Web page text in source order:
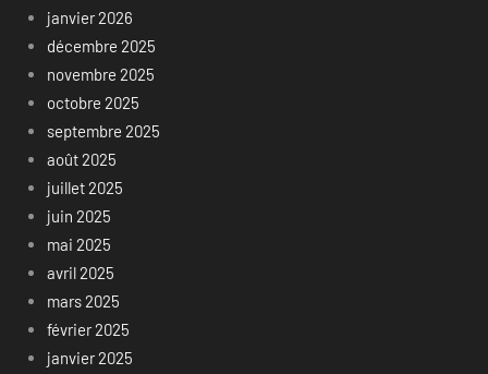
janvier 2026
décembre 2025
novembre 2025
octobre 2025
septembre 2025
août 2025
juillet 2025
juin 2025
mai 2025
avril 2025
mars 2025
février 2025
janvier 2025